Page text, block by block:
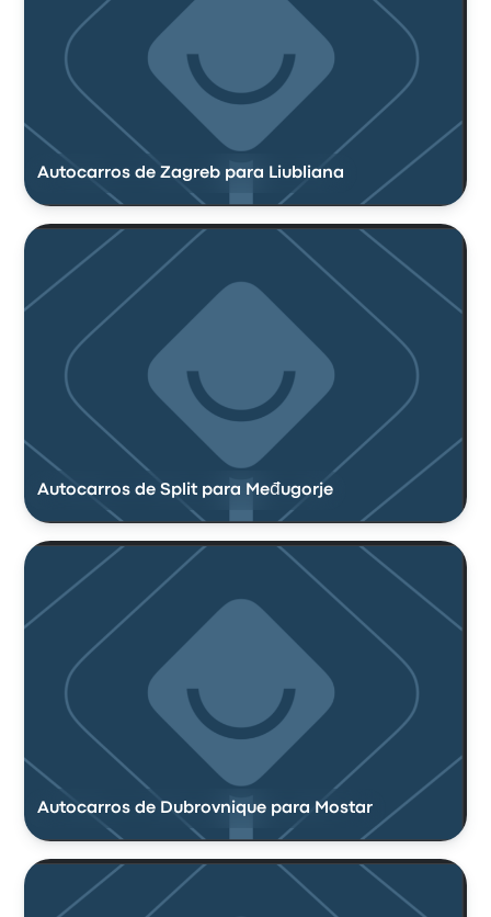
Autocarros de Zagreb para Liubliana
Autocarros de Split para Međugorje
Autocarros de Dubrovnique para Mostar